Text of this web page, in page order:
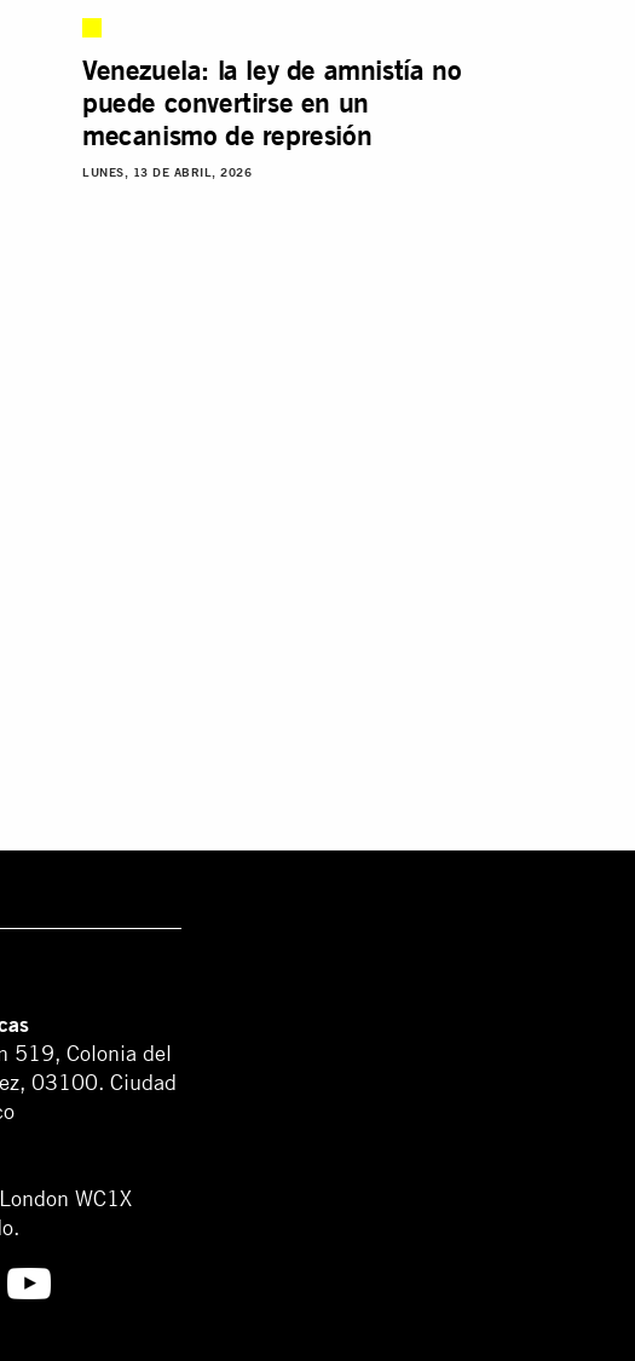
Venezuela: la ley de amnistía no
puede convertirse en un
mecanismo de represión
LUNES, 13 DE ABRIL, 2026
519, Colonia del
03100. Ciudad
WC1X